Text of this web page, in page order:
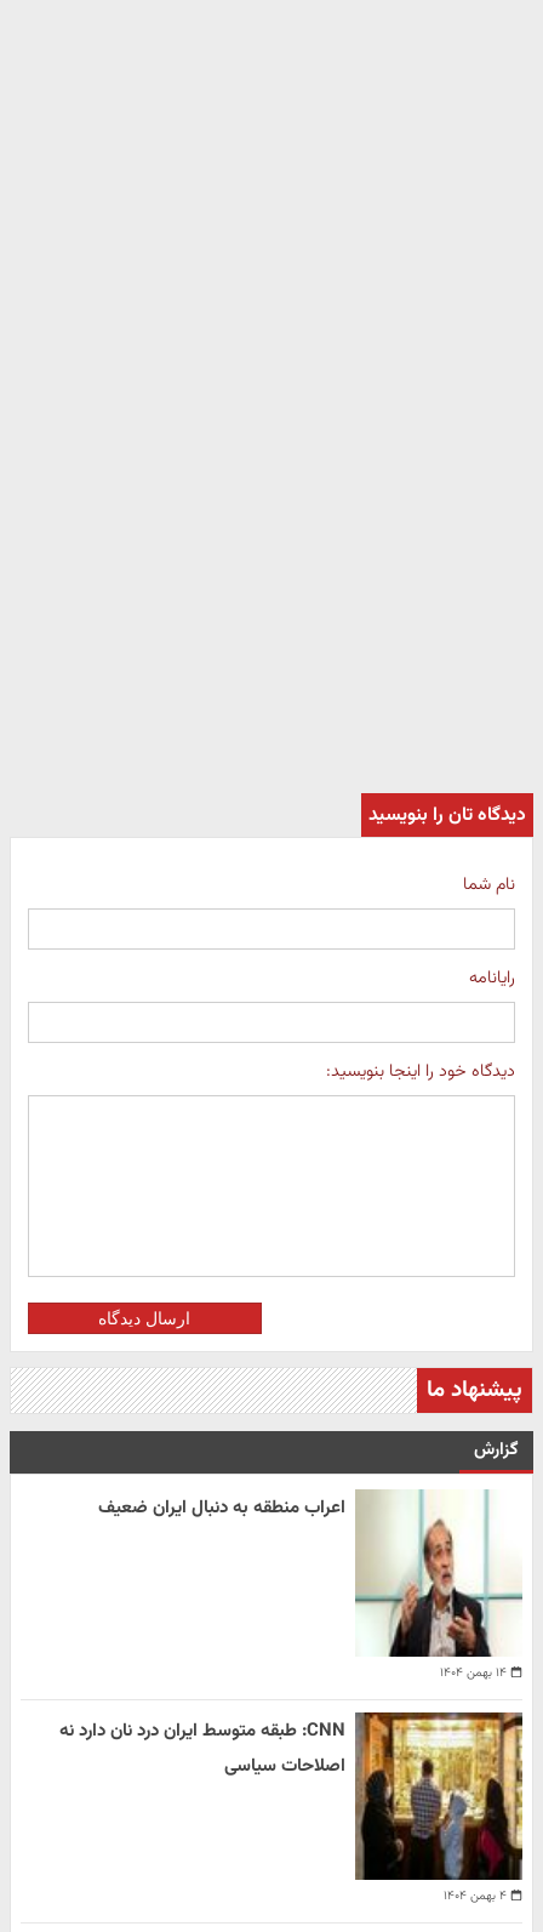
دیدگاه تان را بنویسید
نام شما
رایانامه
دیدگاه خود را اینجا بنویسید:
ارسال دیدگاه
پیشنهاد ما
گزارش
۱۴ بهمن ۱۴۰۴
اعراب منطقه به دنبال ایران ضعیف
۴ بهمن ۱۴۰۴
CNN: طبقه متوسط ایران درد نان دارد نه
اصلاحات سیاسی